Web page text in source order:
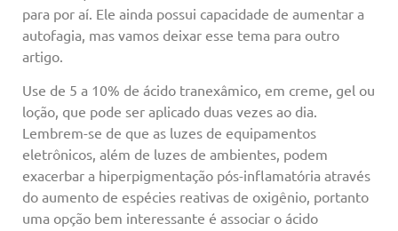
para por aí. Ele ainda possui capacidade de aumentar a
autofagia, mas vamos deixar esse tema para outro
artigo.
Use de 5 a 10% de ácido tranexâmico, em creme, gel ou
loção, que pode ser aplicado duas vezes ao dia.
Lembrem-se de que as luzes de equipamentos
eletrônicos, além de luzes de ambientes, podem
exacerbar a hiperpigmentação pós-inflamatória através
do aumento de espécies reativas de oxigênio, portanto
uma opção bem interessante é associar o ácido